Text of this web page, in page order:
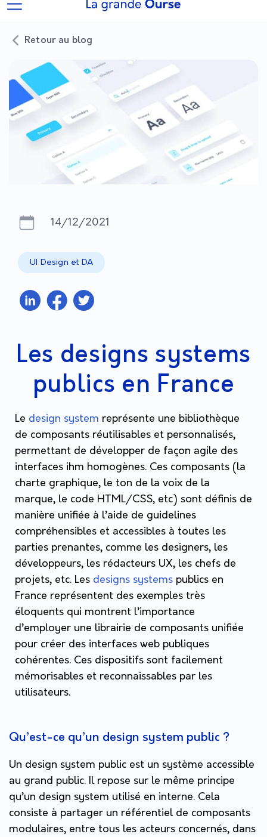
Retour au blog
14/12/2021
UI Design et DA
Les designs systems
publics en France
Le design system représente une bibliothèque
de composants réutilisables et personnalisés,
permettant de développer de façon agile des
interfaces ihm homogènes. Ces composants (la
charte graphique, le ton de la voix de la
marque, le code HTML/CSS, etc) sont définis de
manière unifiée à l’aide de guidelines
compréhensibles et accessibles à toutes les
parties prenantes, comme les designers, les
développeurs, les rédacteurs UX, les chefs de
projets, etc. Les designs systems publics en
France représentent des exemples très
éloquents qui montrent l’importance
d’employer une librairie de composants unifiée
pour créer des interfaces web publiques
cohérentes. Ces dispositifs sont facilement
mémorisables et reconnaissables par les
utilisateurs.
Qu’est-ce qu’un design system public ?
Un design system public est un système accessible
au grand public. Il repose sur le même principe
qu’un design system utilisé en interne. Cela
consiste à partager un référentiel de composants
modulaires, entre tous les acteurs concernés, dans